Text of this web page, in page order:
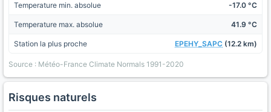
Temperature min. absolue -17.0 °C
Temperature max. absolue 41.9 °C
Station la plus proche EPEHY_SAPC (12.2 km)
Source : Météo-France Climate Normals 1991-2020
Risques naturels